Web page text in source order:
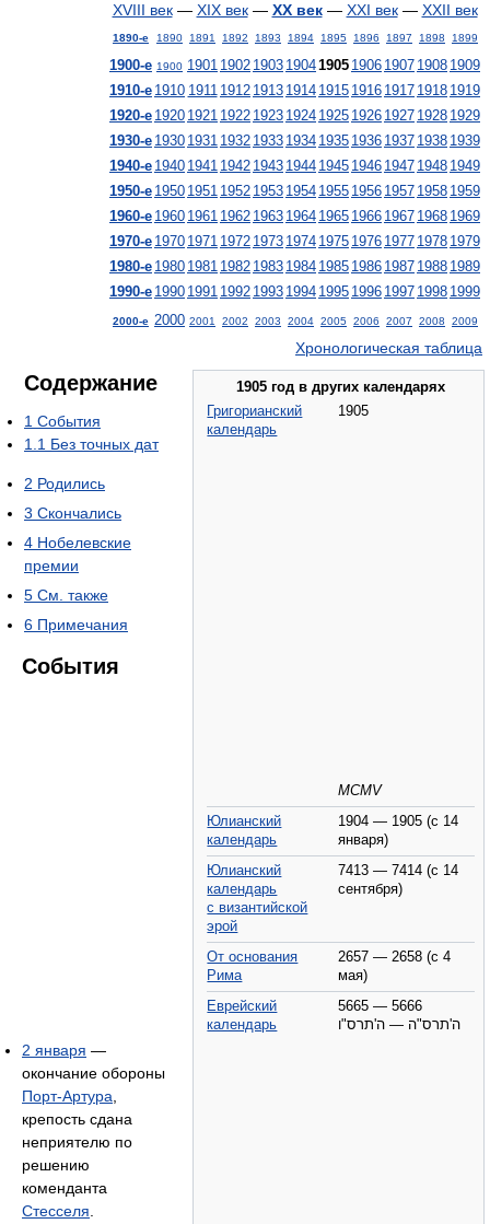
XVIII век— XIX век— XX век— XXI век— XXII век
1890-е 1890 1891 1892 1893 1894 1895 1896 1897 1898 1899
1900-е 1900 1901 1902 1903 19041905 1906 1907 1908 1909
1910-е 1910 1911 1912 1913 1914 1915 1916 1917 1918 1919
1920-е 1920 1921 1922 1923 1924 1925 1926 1927 1928 1929
1930-е 1930 1931 1932 1933 1934 1935 1936 1937 1938 1939
1940-е 1940 1941 1942 1943 1944 1945 1946 1947 1948 1949
1950-е 1950 1951 1952 1953 1954 1955 1956 1957 1958 1959
1960-е 1960 1961 1962 1963 1964 1965 1966 1967 1968 1969
1970-е 1970 1971 1972 1973 1974 1975 1976 1977 1978 1979
1980-е 1980 1981 1982 1983 1984 1985 1986 1987 1988 1989
1990-е 1990 1991 1992 1993 1994 1995 1996 1997 1998 1999
2000-е 2000 2001 2002 2003 2004 2005 2006 2007 2008 2009
Хронологическая таблица
1905 год в других календарях
Григорианский
календарь
1905
MCMV
Юлианский
календарь
1904 — 1905 (с 14
января)
Юлианский
календарь
с византийской
эрой
7413 — 7414 (с 14
сентября)
От основания
Рима
2657 — 2658 (с 4
мая)
Еврейский
календарь
5665 — 5666
ה'תרס"ה — ה'תרס"ו
Содержание
1 События
1.1 Без точных дат
2 Родились
3 Скончались
4 Нобелевские
премии
5 См. также
6 Примечания
События
2 января —
окончание обороны
Порт-Артура,
крепость сдана
неприятелю по
решению
коменданта
Стесселя.